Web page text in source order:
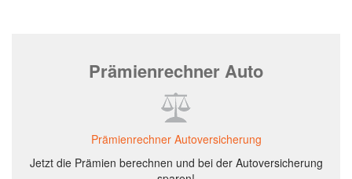
Prämienrechner Auto
Prämienrechner Autoversicherung
Jetzt die Prämien berechnen und bei der Autoversicherung